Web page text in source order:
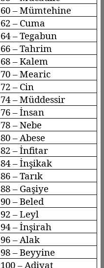
60 –Mümtehine
62 – Cuma
64 –Tegabun
66 –Tahrim
68 – Kalem
70 –Mearic
72 – Cin
74 –Müddessir
76 – İnsan
78 –Nebe
80 – Abese
82 –İnfitar
84 –İnşikak
86 – Tarık
88 – Gaşiye
90 –Beled
92 –Leyl
94 – İnşirah
96 – Alak
98 –Beyyine
100 – Adiyat